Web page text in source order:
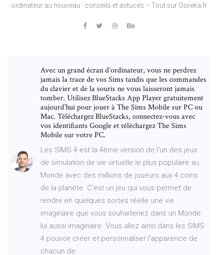
ordinateur au nouveau : conseils et astuces – Tout sur Ooreka.fr
Avec un grand écran d’ordinateur, vous ne perdrez
jamais la trace de vos Sims tandis que les commandes
du clavier et de la souris ne vous laisseront jamais
tomber. Utilisez BlueStacks App Player gratuitement
aujourd’hui pour jouer à The Sims Mobile sur PC ou
Mac. Téléchargez BlueStacks, connectez-vous avec
vos identifiants Google et téléchargez The Sims
Mobile sur votre PC.
Les SIMS 4 est la 4ème version de l'un des jeux
de simulation de vie virtuelle le plus populaire au
Monde avec des millions de joueurs aux 4 coins
de la planète. C'est un jeu qui vous permet de
rendre en quelques sortes réelle une vie
imaginaire que vous souhaiteriez dans un Monde
lui aussi imaginaire. Vous allez ainsi dans les SIMS
4 pouvoir créer et personnaliser l'apparence de
chacun de